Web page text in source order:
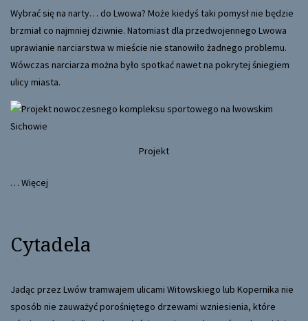
Wybrać się na narty… do Lwowa? Może kiedyś taki pomysł nie będzie
brzmiał co najmniej dziwnie. Natomiast dla przedwojennego Lwowa
uprawianie narciarstwa w mieście nie stanowiło żadnego problemu.
Wówczas narciarza można było spotkać nawet na pokrytej śniegiem
ulicy miasta.
Projekt
… Więcej
Cytadela
Jadąc przez Lwów tramwajem ulicami Witowskiego lub Kopernika nie
sposób nie zauważyć porośniętego drzewami wzniesienia, które